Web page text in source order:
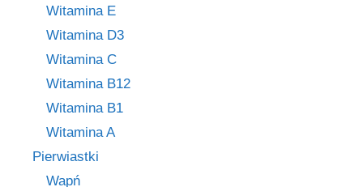
Witamina E
Witamina D3
Witamina C
Witamina B12
Witamina B1
Witamina A
Pierwiastki
Wapń